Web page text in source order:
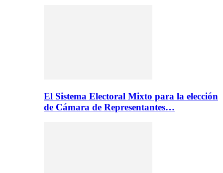
El Sistema Electoral Mixto para la elección
de Cámara de Representantes…